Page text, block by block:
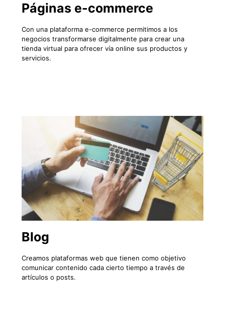
Páginas e-commerce
Con una plataforma e-commerce permitimos a los
negocios transformarse digitalmente para crear una
tienda virtual para ofrecer vía online sus productos y
servicios.
Blog
Creamos plataformas web que tienen como objetivo
comunicar contenido cada cierto tiempo a través de
artículos o posts.